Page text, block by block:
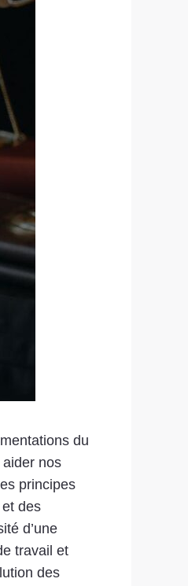
du
nos
principes
des
d’une
travail et
des